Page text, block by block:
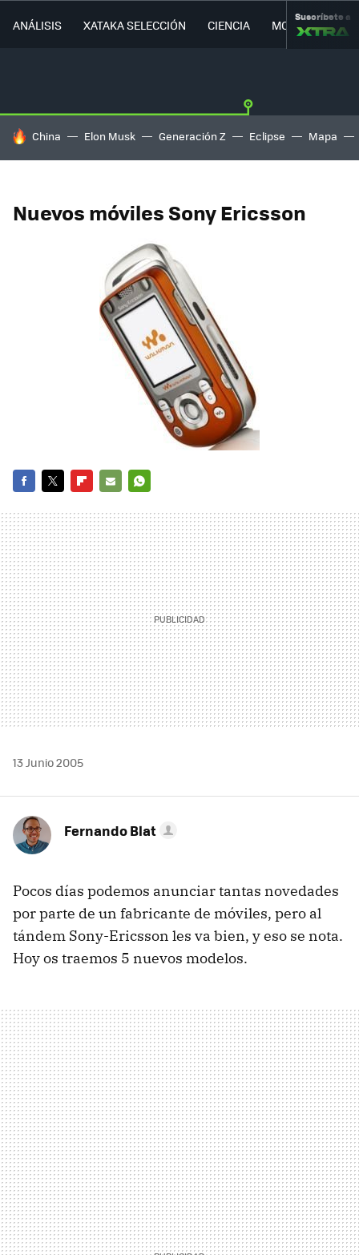
ANÁLISIS XATAKA SELECCIÓN CIENCIA MOVILIDAD
Suscríbete a
HOY SE HABLA DE
China Elon Musk Generación Z Eclipse Mapa
Nuevos móviles Sony Ericsson
MAIL
13 Junio 2005
Fernando Blat
Pocos días podemos anunciar tantas novedades
por parte de un fabricante de móviles, pero al
tándem Sony-Ericsson les va bien, y eso se nota.
Hoy os traemos 5 nuevos modelos.